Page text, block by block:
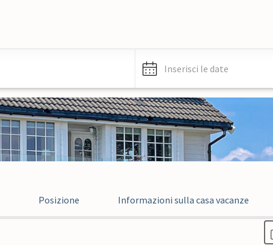
Inserisci le date
Posizione Informazioni sulla casa vacanze